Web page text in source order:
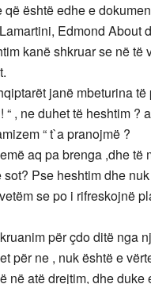
që është edhe e
Edmond About
kanë shkruar se në të
janë mbeturina
“ , ne duhet të heshtim
“ t`a pranojmë ?
aq pa brenga ,dhe
sot? Pse heshtim dhe
se po i rifreskojnë
për çdo ditë nga
për ne , nuk është e
në atë drejtim, dhe duke